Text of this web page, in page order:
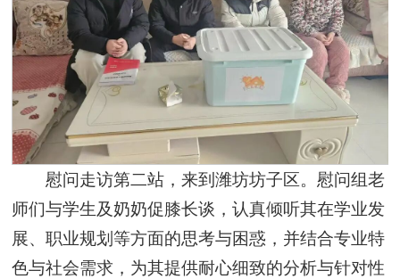
慰问走访第二站，来到潍坊坊子区。慰问组老
师们与学生及奶奶促膝长谈，认真倾听其在学业发
展、职业规划等方面的思考与困惑，并结合专业特
色与社会需求，为其提供耐心细致的分析与针对性